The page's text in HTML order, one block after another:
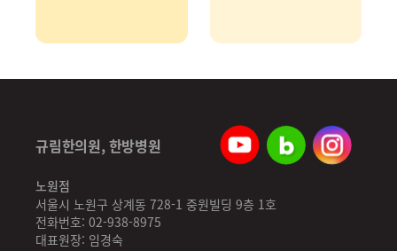
규림한의원, 한방병원
노원점
서울시 노원구 상계동 728-1 중원빌딩 9층 1호
전화번호: 02-938-8975
대표원장: 임경숙